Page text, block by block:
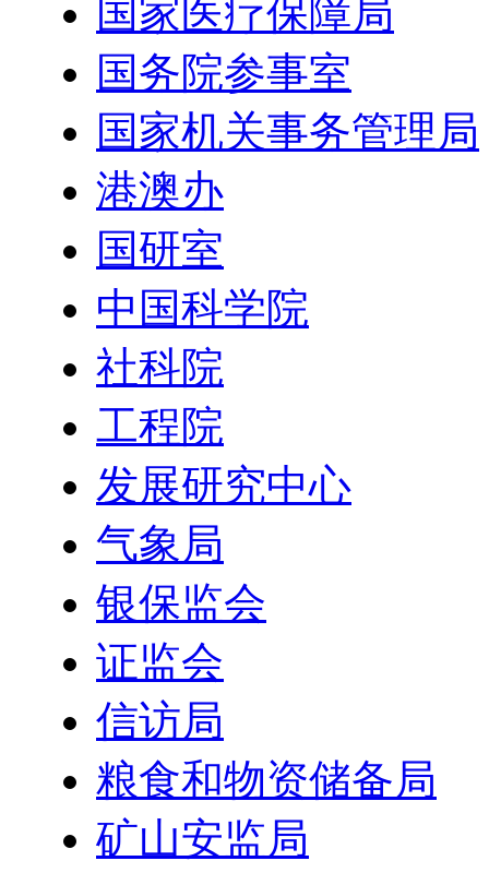
国家医疗保障局
国务院参事室
国家机关事务管理局
港澳办
国研室
中国科学院
社科院
工程院
发展研究中心
气象局
银保监会
证监会
信访局
粮食和物资储备局
矿山安监局